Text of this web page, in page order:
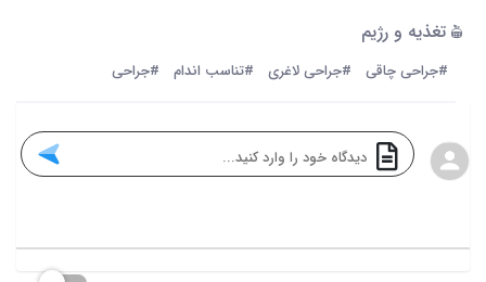
تغذیه و رژیم
#جراحی چاقی #جراحی لاغری #تناسب اندام #جراحی